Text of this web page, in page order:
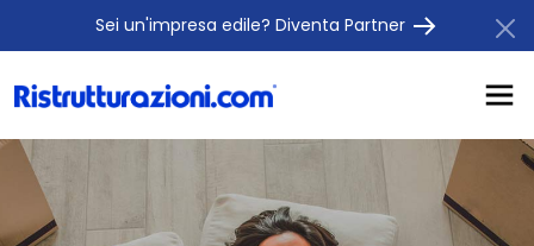
Sei un'impresa edile? Diventa Partner